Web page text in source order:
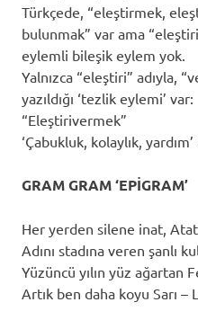
Türkçede, “eleştirmek,
bulunmak” var ama
eylemli bileşik eylem yok.
Yalnızca “eleştiri” adıyla,
yazıldığı ‘tezlik eylemi’ var:
“Eleştirivermek”
‘Çabukluk, kolaylık,
GRAM GRAM ‘EPİGRAM’
Her yerden silene inat,
Adını stadına veren şanlı
Yüzüncü yılın yüz ağartan
Artık ben daha koyu Sarı –